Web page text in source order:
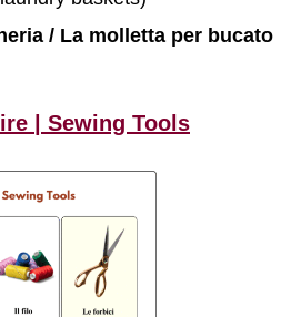
/ La molletta per bucato
| Sewing Tools